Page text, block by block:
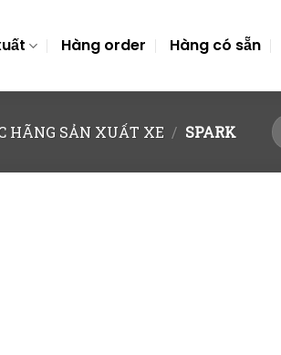
Hàng order Hàng có sẵn
HÃNG SẢN XUẤT XE / SPARK